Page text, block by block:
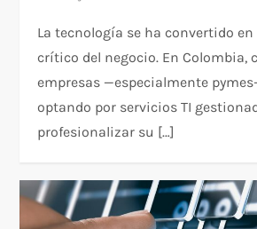
La tecnología se ha convertido
crítico del negocio. En Colombia,
empresas —especialmente
optando por servicios TI
profesionalizar su […]